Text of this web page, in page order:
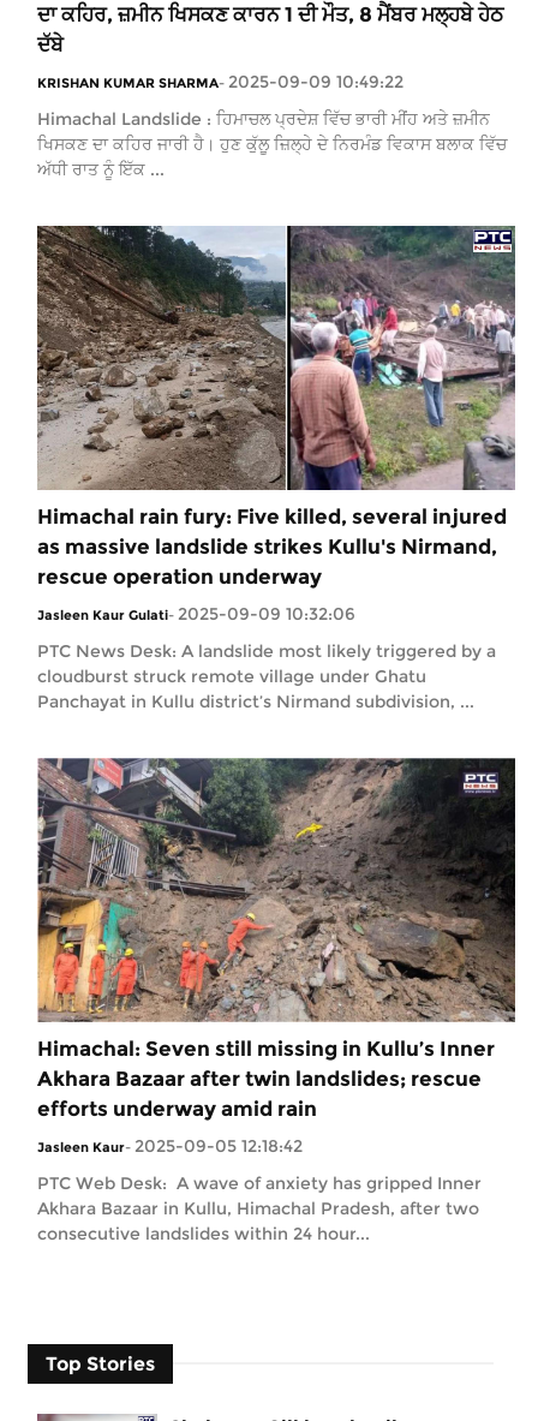
ਦਾ ਕਹਿਰ, ਜ਼ਮੀਨ ਖਿਸਕਣ ਕਾਰਨ 1 ਦੀ ਮੌਤ, 8 ਮੈਂਬਰ ਮਲ੍ਹਬੇ ਹੇਠ
ਦੱਬੇ
KRISHAN KUMAR SHARMA- 2025-09-09 10:49:22
Himachal Landslide : ਹਿਮਾਚਲ ਪ੍ਰਦੇਸ਼ ਵਿੱਚ ਭਾਰੀ ਮੀਂਹ ਅਤੇ ਜ਼ਮੀਨ
ਖਿਸਕਣ ਦਾ ਕਹਿਰ ਜਾਰੀ ਹੈ। ਹੁਣ ਕੁੱਲੂ ਜ਼ਿਲ੍ਹੇ ਦੇ ਨਿਰਮੰਡ ਵਿਕਾਸ ਬਲਾਕ ਵਿੱਚ
ਅੱਧੀ ਰਾਤ ਨੂੰ ਇੱਕ ...
Himachal rain fury: Five killed, several injured
as massive landslide strikes Kullu's Nirmand,
rescue operation underway
Jasleen Kaur Gulati- 2025-09-09 10:32:06
PTC News Desk: A landslide most likely triggered by a
cloudburst struck remote village under Ghatu
Panchayat in Kullu district’s Nirmand subdivision, ...
Himachal: Seven still missing in Kullu’s Inner
Akhara Bazaar after twin landslides; rescue
efforts underway amid rain
Jasleen Kaur- 2025-09-05 12:18:42
PTC Web Desk: A wave of anxiety has gripped Inner
Akhara Bazaar in Kullu, Himachal Pradesh, after two
consecutive landslides within 24 hour...
Top Stories